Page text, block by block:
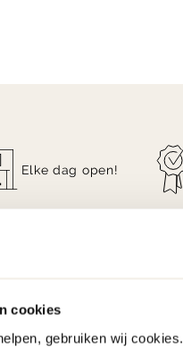
cookies
gebruiken wij
Elke dag open!